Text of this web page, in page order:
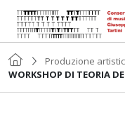
Produzione
WORKSHOP DI TEORIA